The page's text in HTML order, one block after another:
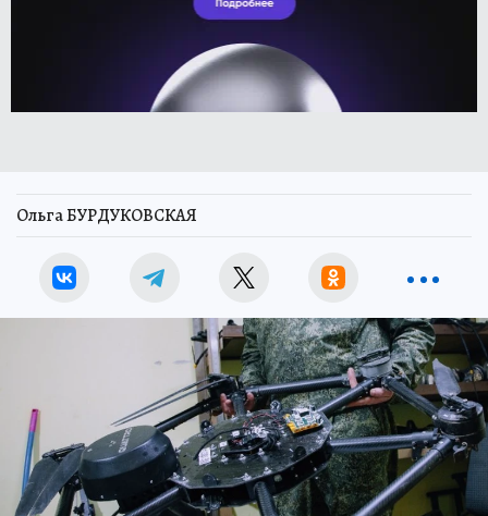
Ольга БУРДУКОВСКАЯ